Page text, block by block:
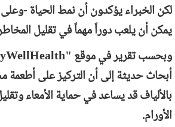
لكن الخبراء يؤكدون أن نمط الحياة -
يمكن أن يلعب دوراً مهماً في تقليل
وبحسب تقرير في موقع "
أبحاث حديثة إلى أن التركيز على أطعمة
بالألياف قد يساعد في حماية الأمعاء
الأورام.